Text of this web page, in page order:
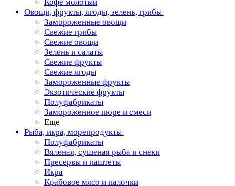
Кофе молотый
Овощи, фрукты, ягоды, зелень, грибы
Замороженные овощи
Свежие грибы
Свежие овощи
Зелень и салаты
Свежие фрукты
Свежие ягоды
Замороженные фрукты
Экзотические фрукты
Полуфабрикаты
Замороженное пюре и смеси
Еще
Рыба, икра, морепродукты
Полуфабрикаты
Вяленая, сушеная рыба и снеки
Пресервы и паштеты
Икра
Крабовое мясо и палочки